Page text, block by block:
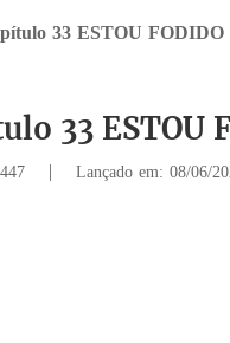
33 ESTOU FODIDO
33 ESTOU
| Lançado em: 08/06/